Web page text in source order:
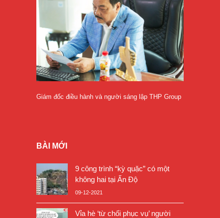
Giám đốc điều hành và người sáng lập THP Group
BÀI MỚI
9 công trình “kỳ quặc” có một
không hai tại Ấn Độ
09-12-2021
Vỉa hè ‘từ chối phục vụ’ người